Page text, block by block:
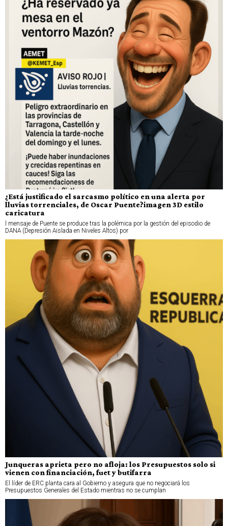
¿Está justificado el sarcasmo político en una alerta por
lluvias torrenciales, de Oscar Puente?imagen 3D estilo
caricatura
l mensaje de Puente se produce tras la polémica por la gestión del episodio de
DANA (Depresión Aislada en Niveles Altos) por
Junqueras aprieta pero no afloja: los Presupuestos solo si
vienen con financiación, fuet y butifarra
El líder de ERC planta cara al Gobierno y asegura que no negociará los
Presupuestos Generales del Estado mientras no se cumplan